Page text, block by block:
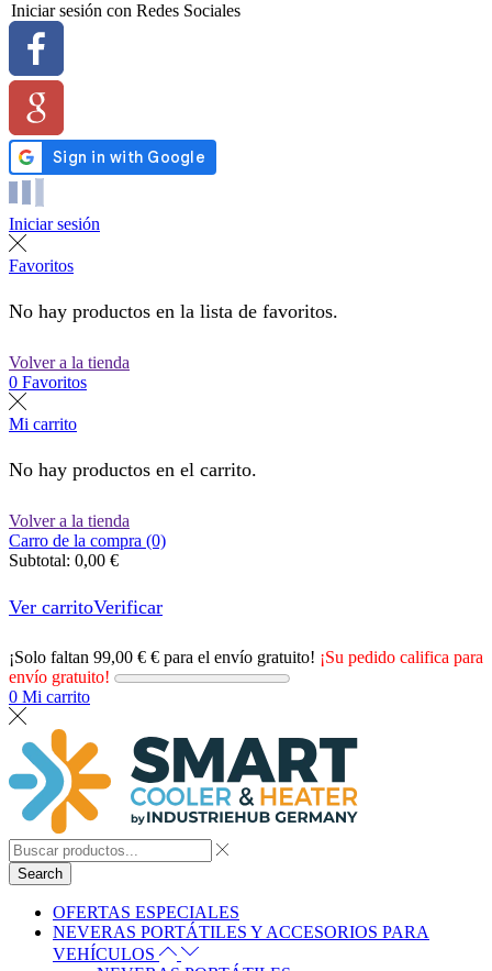
Iniciar sesión con Redes Sociales
Iniciar sesión
Favoritos
No hay productos en la lista de favoritos.
Volver a la tienda
0 Favoritos
Mi carrito
No hay productos en el carrito.
Volver a la tienda
Carro de la compra (0)
Subtotal: 0,00 €
Ver carritoVerificar
¡Solo faltan 99,00 € € para el envío gratuito! ¡Su pedido califica para
envío gratuito!
0 Mi carrito
Search
OFERTAS ESPECIALES
NEVERAS PORTÁTILES Y ACCESORIOS PARA
VEHÍCULOS